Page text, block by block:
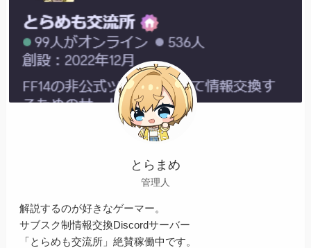
とらまめ
管理人
解説するのが好きなゲーマー。
サブスク制情報交換Discordサーバー
「とらめも交流所」絶賛稼働中です。